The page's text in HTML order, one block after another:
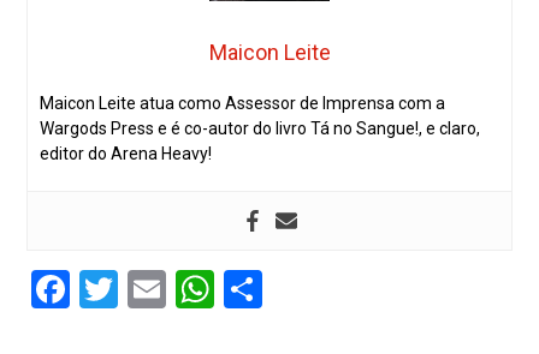
Maicon Leite
Maicon Leite atua como Assessor de Imprensa com a
Wargods Press e é co-autor do livro Tá no Sangue!, e claro,
editor do Arena Heavy!
Facebook
Twitter
EmailWhatsApp